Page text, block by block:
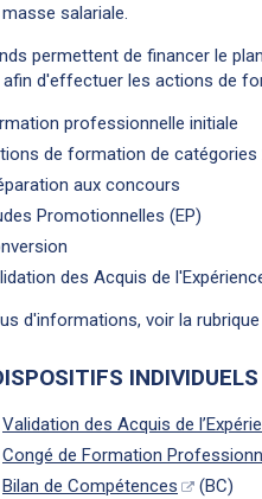
salariale.
permettent de financer le
d'effectuer les actions de
professionnelle initiale
de formation de catégories
aux concours
Promotionnelles (EP)
des Acquis de
d'informations, voir la rubrique
INDIVIDUELS
Validation des Acquis de
Congé de Formation
Bilan de Compétences
(BC)